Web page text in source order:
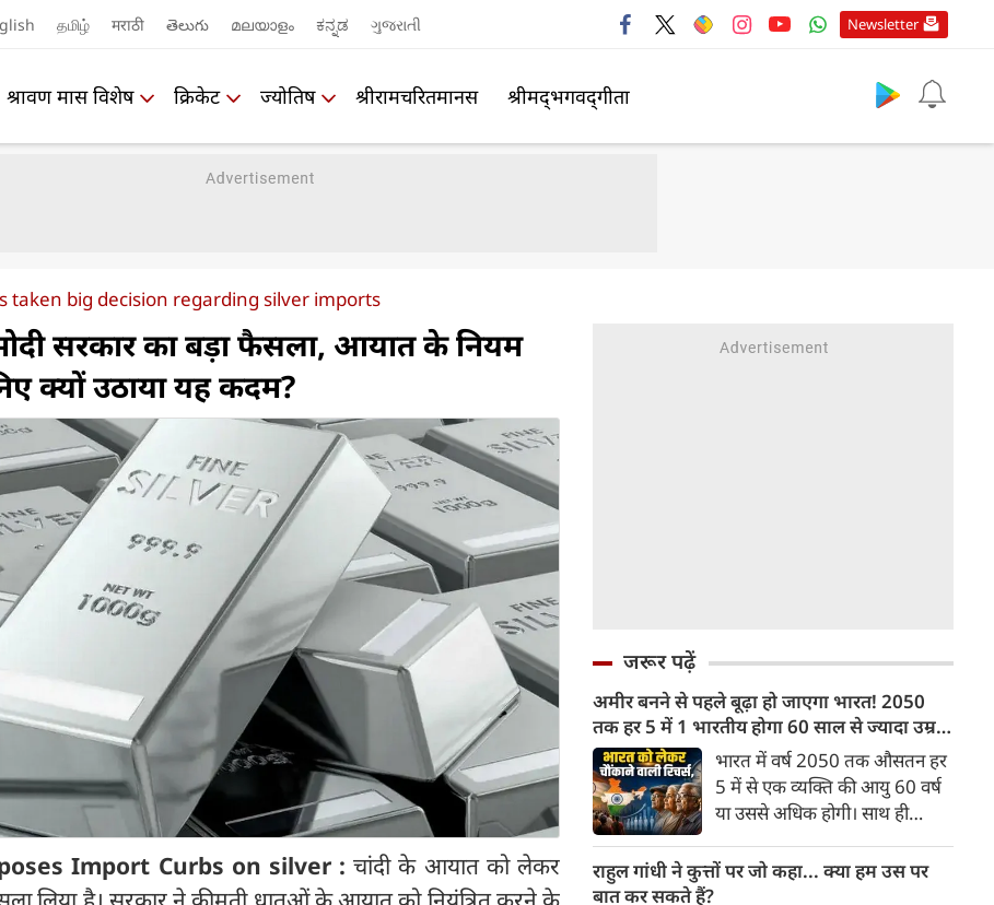
தமிழ் मराठी తెలుగు മലയാളം ಕನ್ನಡ ગુજરાતી Newsletter
श्रावण मास विशेष क्रिकेट ज्योतिष श्रीरामचरितमानस श्रीमद्‍भगवद्‍गीता
taken big decision regarding silver imports
सरकार का बड़ा फैसला, आयात के नियम
क्यों उठाया यह कदम?
Import Curbs on silver :चांदी के आयात को लेकर
जरूर पढ़ें
अमीर बनने से पहले बूढ़ा हो जाएगा भारत! 2050
तक हर 5 में 1 भारतीय होगा 60 साल से ज्यादा उम्र
का
भारत में वर्ष 2050 तक औसतन हर
5 में से एक व्यक्ति की आयु 60 वर्ष
या उससे अधिक होगी। साथ ही
भारत में रहेंगे। ‘ट्रांसफॉर्म रूरल
राहुल गांधी ने कुत्तों पर जो कहा... क्या हम उस पर
बात कर सकते हैं?